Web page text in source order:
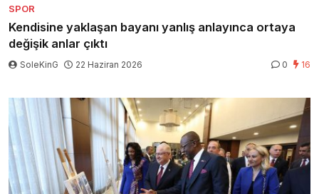
SPOR
Kendisine yaklaşan bayanı yanlış anlayınca ortaya
değişik anlar çıktı
SoleKinG 22 Haziran 2026 0 16